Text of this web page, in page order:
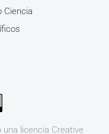
Ciencia
licencia Creative